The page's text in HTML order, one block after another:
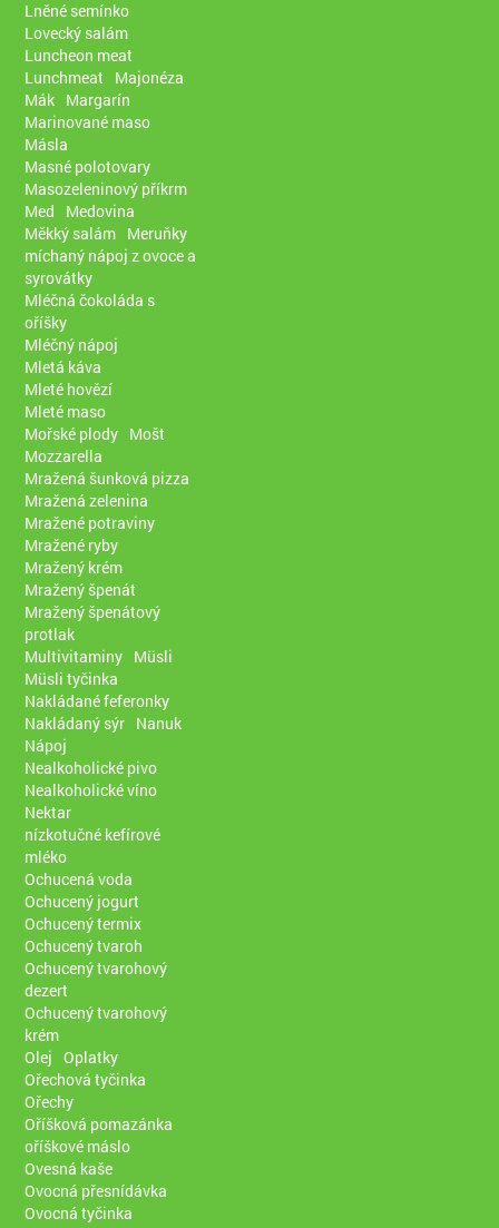
Lněné semínko
Lovecký salám
Luncheon meat
Lunchmeat Majonéza
Mák Margarín
Marinované maso
Másla
Masné polotovary
Masozeleninový příkrm
Med
Medovina
Měkký salám Meruňky
míchaný nápoj z ovoce a
syrovátky
Mléčná čokoláda s
oříšky
Mléčný nápoj
Mletá káva
Mleté hovězí
Mleté maso
Mořské plody Mošt
Mozzarella
Mražená šunková pizza
Mražená zelenina
Mražené potraviny
Mražené ryby
Mražený krém
Mražený špenát
Mražený špenátový
protlak
Multivitaminy Müsli
Müsli tyčinka
Nakládané feferonky
Nakládaný sýr Nanuk
Nápoj
Nealkoholické pivo
Nealkoholické víno
Nektar
nízkotučné kefírové
mléko
Ochucená voda
Ochucený jogurt
Ochucený termix
Ochucený tvaroh
Ochucený tvarohový
dezert
Ochucený tvarohový
krém
Olej Oplatky
Ořechová tyčinka
Ořechy
Oříšková pomazánka
oříškové máslo
Ovesná kaše
Ovocná přesnídávka
Ovocná tyčinka